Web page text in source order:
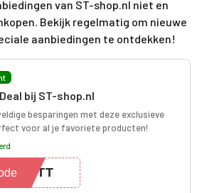
van ST-shop.nl niet en
Bekijk regelmatig om nieuwe
aanbiedingen te ontdekken!
bij ST-shop.nl
besparingen met deze exclusieve
voor al je favoriete producten!
RRTT